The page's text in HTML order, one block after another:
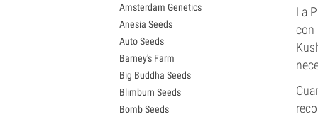
La
con
Semillas de Bruce Banner
Semillas de Gelato
Semillas de Sour Diesel
Semillas de Jack Herer
Semillas de Girl Scout Cookies
Semillas de Wedding Cake
Semillas de Zkittlez
Amsterdam Genetics
Anesia Seeds
Auto Seeds
Barney's Farm
Big Buddha Seeds
Blimburn Seeds
Bomb Seeds